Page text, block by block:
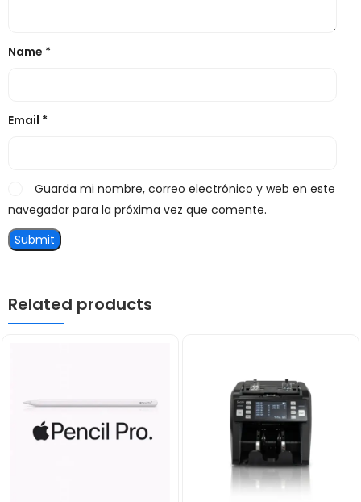
Name *
Email *
Guarda mi nombre, correo electrónico y web en este
navegador para la próxima vez que comente.
Related products